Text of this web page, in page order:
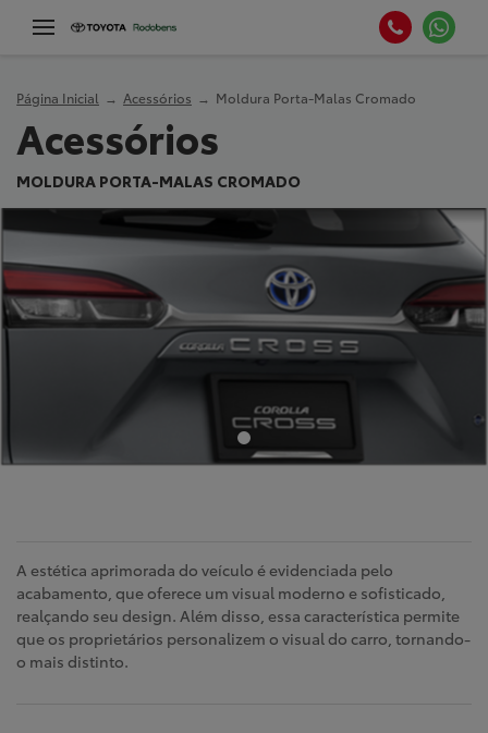
Página Inicial Acessórios Moldura Porta-Malas Cromado
Acessórios
MOLDURA PORTA-MALAS CROMADO
A estética aprimorada do veículo é evidenciada pelo
acabamento, que oferece um visual moderno e sofisticado,
realçando seu design. Além disso, essa característica permite
que os proprietários personalizem o visual do carro, tornando-
o mais distinto.